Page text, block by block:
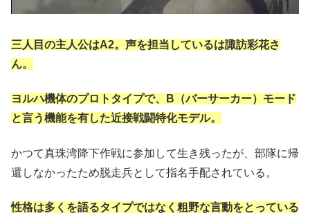
三人目の主人公はA2。声を担当しているは諏訪彩花さ
ん。
ヨルハ機体のプロトタイプで、B（バーサーカー）モード
と言う機能を有した近接戦闘特化モデル。
かつて真珠湾降下作戦に参加して生き残ったが、部隊に帰
還しなかったため脱走兵として指名手配されている。
性格は多くを語るタイプではなく粗野な言動をとっている